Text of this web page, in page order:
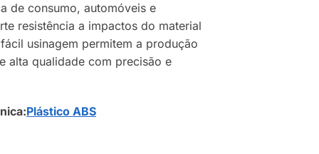
de consumo, automóveis e
resistência a impactos do material
usinagem permitem a produção
alta qualidade com precisão e
Plástico ABS